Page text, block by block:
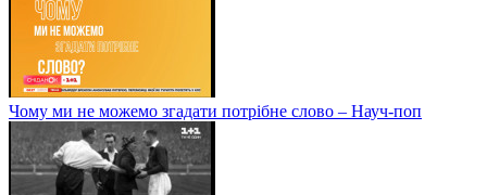
Чому ми не можемо згадати потрібне слово – Науч-поп